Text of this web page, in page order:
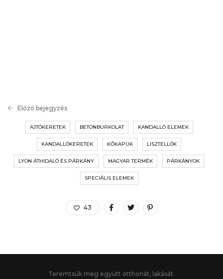
Előző bejegyzés
AJTÓKERETEK BETONBURKOLAT KANDALLÓ ELEMEK
KANDALLÓKERETEK KŐKAPUK LISZTELLÓK
LYON ÁTHIDALÓ ÉS PÁRKÁNY MAGYAR TERMÉK PÁRKÁNYOK
SPECIÁLIS ELEMEK
43
Teremtsük meg együtt otthonát, lakását.